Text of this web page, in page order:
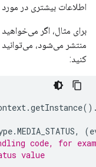
اطلاعات بیشتری در مورد
برای مثال، اگر
منتشر می‌شود، می‌توانید
کنید:
.getInstance
.MEDIA_STATUS, (
code, for
value